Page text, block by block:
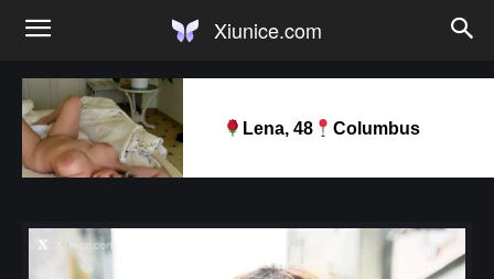
Xiunice.com
Lena, 48 Columbus